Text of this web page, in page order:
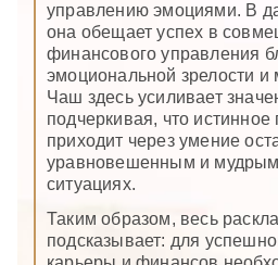
управлению эмоциями. В
она обещает успех в
финансового управления
эмоциональной зрелости и
Чаш здесь усиливает
подчеркивая, что истинное
приходит через умение
уравновешенным и
ситуациях.
Таким образом, весь
подсказывает: для